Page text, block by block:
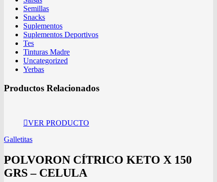
Semillas
Snacks
Suplementos
Suplementos Deportivos
Tes
Tinturas Madre
Uncategorized
Yerbas
Productos Relacionados
VER PRODUCTO
Galletitas
POLVORON CÍTRICO KETO X 150
GRS – CELULA